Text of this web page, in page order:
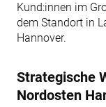
Kund:innen im
dem Standort in
Hannover.
Strategische
Nordosten